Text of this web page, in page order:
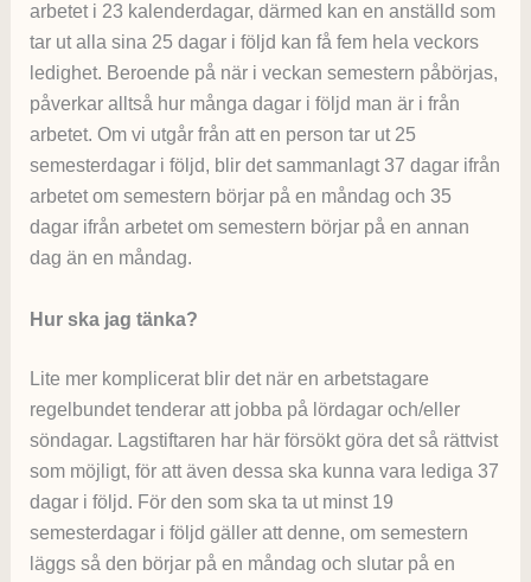
arbetet i 23 kalenderdagar, därmed kan en anställd som
tar ut alla sina 25 dagar i följd kan få fem hela veckors
ledighet. Beroende på när i veckan semestern påbörjas,
påverkar alltså hur många dagar i följd man är i från
arbetet. Om vi utgår från att en person tar ut 25
semesterdagar i följd, blir det sammanlagt 37 dagar ifrån
arbetet om semestern börjar på en måndag och 35
dagar ifrån arbetet om semestern börjar på en annan
dag än en måndag.
Hur ska jag tänka?
Lite mer komplicerat blir det när en arbetstagare
regelbundet tenderar att jobba på lördagar och/eller
söndagar. Lagstiftaren har här försökt göra det så rättvist
som möjligt, för att även dessa ska kunna vara lediga 37
dagar i följd. För den som ska ta ut minst 19
semesterdagar i följd gäller att denne, om semestern
läggs så den börjar på en måndag och slutar på en